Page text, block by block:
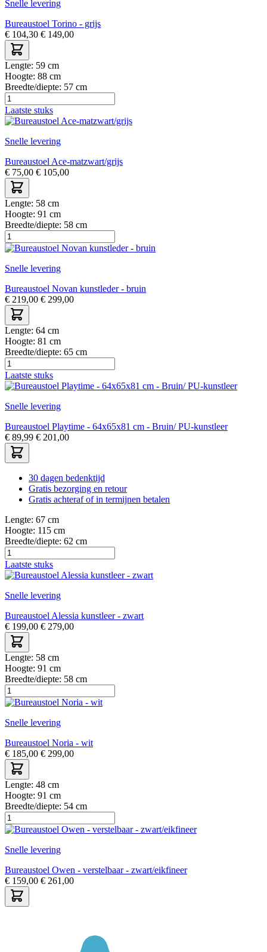
Snelle levering
Bureaustoel Torino - grijs
€ 104,30 € 149,00
Lengte: 59 cm
Hoogte: 88 cm
Breedte/diepte: 57 cm
Laatste stuks
Snelle levering
Bureaustoel Ace-matzwart/grijs
€ 75,00 € 105,00
Lengte: 58 cm
Hoogte: 91 cm
Breedte/diepte: 58 cm
Snelle levering
Bureaustoel Novan kunstleder - bruin
€ 219,00 € 299,00
Lengte: 64 cm
Hoogte: 81 cm
Breedte/diepte: 65 cm
Laatste stuks
Snelle levering
Bureaustoel Playtime - 64x65x81 cm - Bruin/ PU-kunstleer
€ 89,99 € 201,00
30 dagen bedenktijd
Gratis bezorging en retour
Gratis achteraf of in termijnen betalen
Lengte: 67 cm
Hoogte: 115 cm
Breedte/diepte: 62 cm
Laatste stuks
Snelle levering
Bureaustoel Alessia kunstleer - zwart
€ 199,00 € 279,00
Lengte: 58 cm
Hoogte: 91 cm
Breedte/diepte: 58 cm
Snelle levering
Bureaustoel Noria - wit
€ 185,00 € 299,00
Lengte: 48 cm
Hoogte: 91 cm
Breedte/diepte: 54 cm
Snelle levering
Bureaustoel Owen - verstelbaar - zwart/eikfineer
€ 159,00 € 261,00